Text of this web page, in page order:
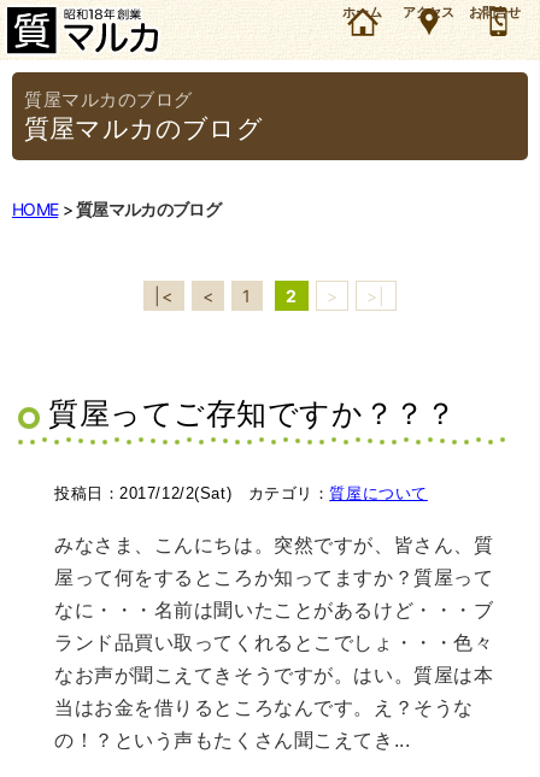
ダラダラツラツラと。マルカブログは大阪・豊中の質屋マルカが日々の業務や雑感などを、気
が向いたときに更新するゆる～いブログです。もしかしたら、お役に立つ情報があるかも！？
ホーム アクセス お問合せ
質屋マルカのブログ
HOME 質屋マルカのブログ
|< < 1 2 > >|
質屋ってご存知ですか？？？
投稿日：2017/12/2(Sat) カテゴリ：質屋について
みなさま、こんにちは。突然ですが、皆さん、質
屋って何をするところか知ってますか？質屋って
なに・・・名前は聞いたことがあるけど・・・ブ
ランド品買い取ってくれるとこでしょ・・・色々
なお声が聞こえてきそうですが。はい。質屋は本
当はお金を借りるところなんです。え？そうな
の！？という声もたくさん聞こえてき...